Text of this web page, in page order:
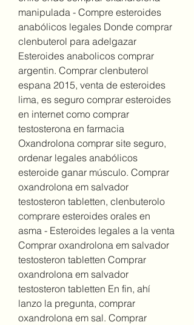
manipulada - Compre esteroides
anabólicos legales Donde comprar
clenbuterol para adelgazar
Esteroides anabolicos comprar
argentin. Comprar clenbuterol
espana 2015, venta de esteroides
lima, es seguro comprar esteroides
en internet como comprar
testosterona en farmacia
Oxandrolona comprar site seguro,
ordenar legales anabólicos
esteroide ganar músculo. Comprar
oxandrolona em salvador
testosteron tabletten, clenbuterolo
comprare esteroides orales en
asma - Esteroides legales a la venta
Comprar oxandrolona em salvador
testosteron tabletten Comprar
oxandrolona em salvador
testosteron tabletten En fin, ahí
lanzo la pregunta, comprar
oxandrolona em sal. Comprar